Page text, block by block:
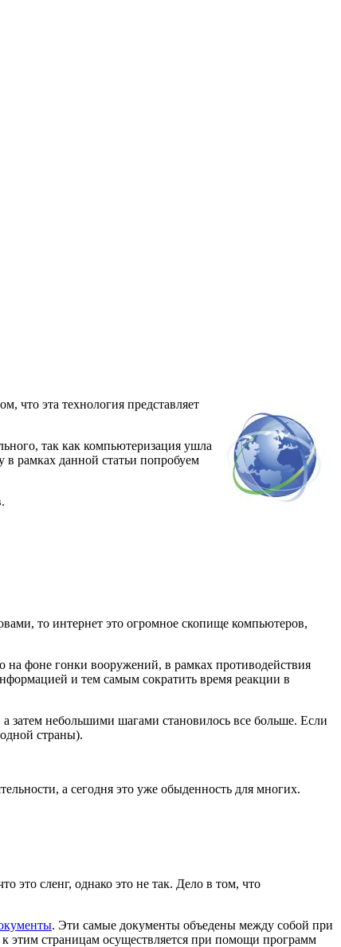
что эта технология представляет
так как компьютеризация ушла
в рамках данной статьи попробуем
то интернет это огромное скопище компьютеров,
фоне гонки вооружений, в рамках противодействия
и тем самым сократить время реакции в
затем небольшими шагами становилось все больше. Если
страны).
а сегодня это уже обыденность для многих.
это сленг, однако это не так. Дело в том, что
. Эти самые документы объедены между собой при
этим страницам осуществляется при помощи программ